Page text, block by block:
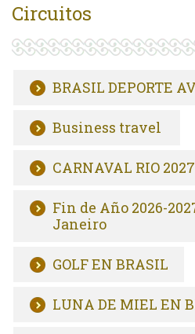
Circuitos
BRASIL DEPORTE
Business travel
CARNAVAL RIO 2027
Fin de Año 2026-
Janeiro
GOLF EN BRASIL
LUNA DE MIEL EN